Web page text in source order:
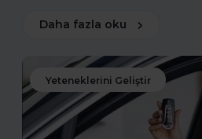
Daha fazla oku
Yeteneklerini Geliştir